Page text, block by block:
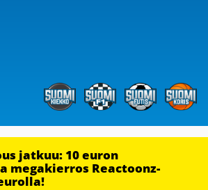
jatkuu: 10 euron
megakierros Reactoonz-